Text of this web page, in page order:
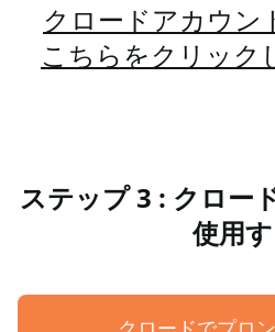
クロードアカウン
こちらをクリック
ステップ 3 : クロー
使用